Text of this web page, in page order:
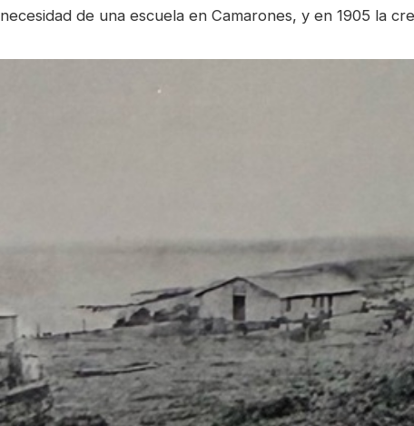
necesidad de una escuela en Camarones, y en 1905 la